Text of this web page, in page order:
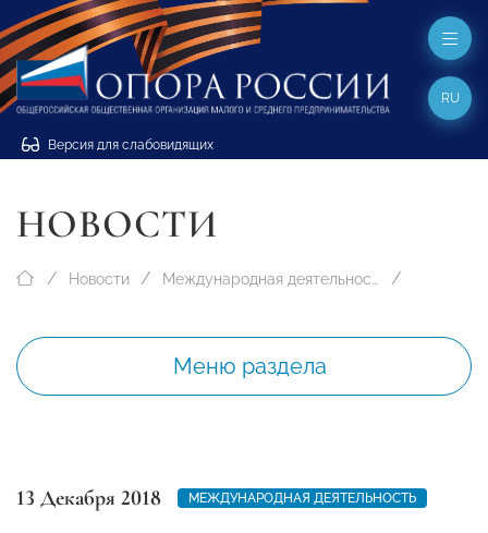
Версия для слабовидящих
RU
НОВОСТИ
Новости Международная деятельность
Меню раздела
13 Декабря 2018 МЕЖДУНАРОДНАЯ ДЕЯТЕЛЬНОСТЬ